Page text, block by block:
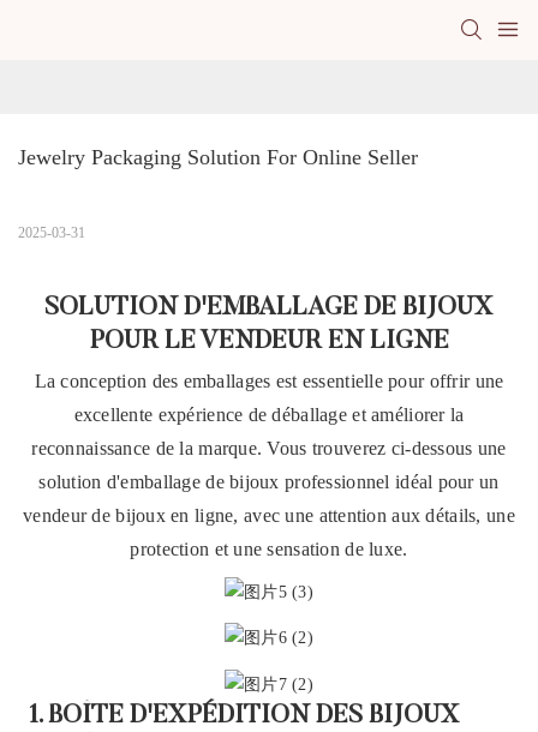
Jewelry Packaging Solution For Online Seller
2025-03-31
SOLUTION D'EMBALLAGE DE BIJOUX
POUR LE VENDEUR EN LIGNE
La conception des emballages est essentielle pour offrir une
excellente expérience de déballage et améliorer la
reconnaissance de la marque. Vous trouverez ci-dessous une
solution d'emballage de bijoux professionnel idéal pour un
vendeur de bijoux en ligne, avec une attention aux détails, une
protection et une sensation de luxe.
1. BOÎTE D'EXPÉDITION DES BIJOUX